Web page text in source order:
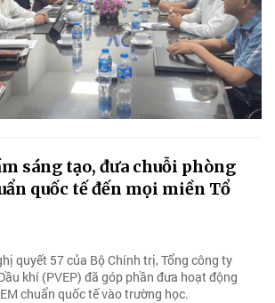
sáng tạo, đưa chuỗi phòng
quốc tế đến mọi miền Tổ
quyết 57 của Bộ Chính trị, Tổng công ty
khí (PVEP) đã góp phần đưa hoạt động
chuẩn quốc tế vào trường học.